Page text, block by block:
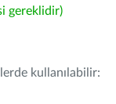
gereklidir)
kullanılabilir: